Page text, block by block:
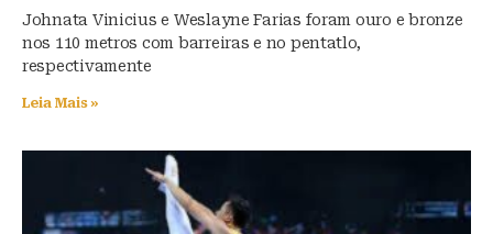
Johnata Vinicius e Weslayne Farias foram ouro e bronze
nos 110 metros com barreiras e no pentatlo,
respectivamente
Leia Mais »